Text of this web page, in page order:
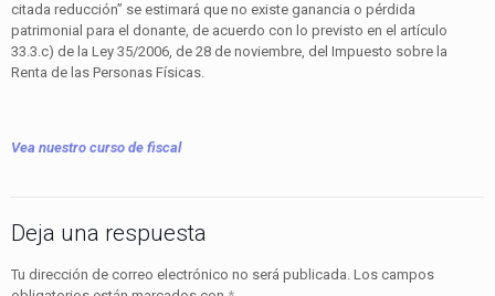
citada reducción” se estimará que no existe ganancia o pérdida
patrimonial para el donante, de acuerdo con lo previsto en el artículo
33.3.c) de la Ley 35/2006, de 28 de noviembre, del Impuesto sobre la
Renta de las Personas Físicas.
Vea nuestro curso de fiscal
Deja una respuesta
Tu dirección de correo electrónico no será publicada. Los campos